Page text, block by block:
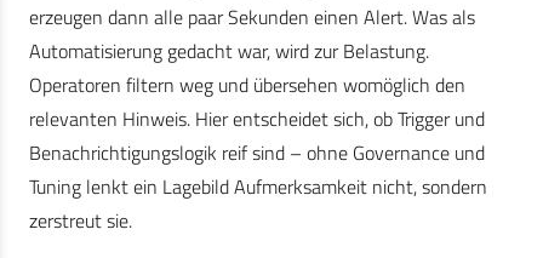
erzeugen dann alle paar Sekunden einen Alert. Was als
Automatisierung gedacht war, wird zur Belastung.
Operatoren filtern weg und übersehen womöglich den
relevanten Hinweis. Hier entscheidet sich, ob Trigger und
Benachrichtigungslogik reif sind – ohne Governance und
Tuning lenkt ein Lagebild Aufmerksamkeit nicht, sondern
zerstreut sie.